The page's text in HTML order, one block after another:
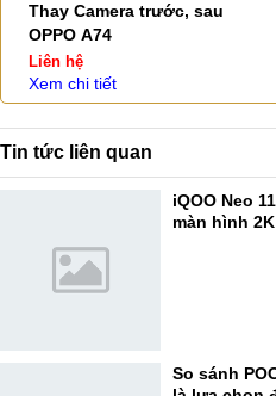
Thay Camera trước, sau
OPPO A74
Liên hệ
Xem chi tiết
Tin tức liên quan
iQOO Neo
màn hình
So sánh